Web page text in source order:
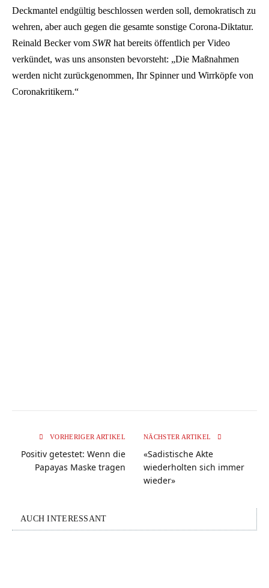
Deckmantel endgültig beschlossen werden soll, demokratisch zu
wehren, aber auch gegen die gesamte sonstige Corona-Diktatur.
Reinald Becker vom SWR hat bereits öffentlich per Video
verkündet, was uns ansonsten bevorsteht: „Die Maßnahmen
werden nicht zurückgenommen, Ihr Spinner und Wirrköpfe von
Coronakritikern.“
VORHERIGER ARTIKEL
Positiv getestet: Wenn die
Papayas Maske tragen
NÄCHSTER ARTIKEL
«Sadistische Akte
wiederholten sich immer
wieder»
AUCH INTERESSANT